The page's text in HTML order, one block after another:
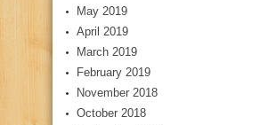
May 2019
April 2019
March 2019
February 2019
November 2018
October 2018